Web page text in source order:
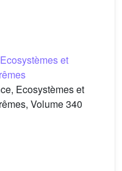
Ecosystèmes et
Ecosystèmes et
Volume 340